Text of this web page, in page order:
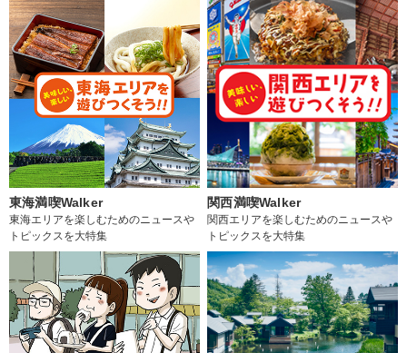
東海満喫Walker
東海エリアを楽しむためのニュースや
トピックスを大特集
関西満喫Walker
関西エリアを楽しむためのニュースや
トピックスを大特集